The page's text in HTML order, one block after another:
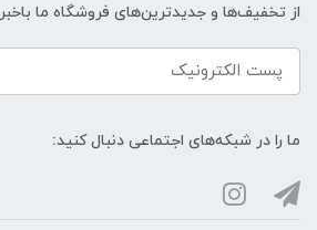
از تخفیف‌ها و جدیدترین‌های فروشگاه ما
ما را در شبکه‌های اجتماعی دنبال کنید: